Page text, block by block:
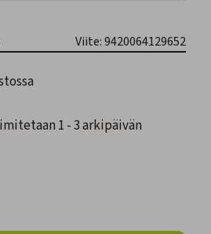
Viite: 9420064129652
1 - 3 arkipäivän